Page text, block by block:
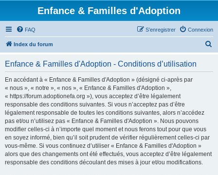
Enfance & Familles d'Adoption
FAQ Connexion
S’enregistrer
Index du forum
Enfance & Familles d'Adoption - Conditions d’utilisation
En accédant à « Enfance & Familles d'Adoption » (désigné ci-après par
« nous », « notre », « nos », « Enfance & Familles d'Adoption »,
« https://forum.adoptionefa.org »), vous acceptez d’être légalement
responsable des conditions suivantes. Si vous n’acceptez pas d’être
légalement responsable de toutes les conditions suivantes, alors n’accédez
pas et/ou n’utilisez pas « Enfance & Familles d'Adoption ». Nous pouvons
modifier celles-ci à n’importe quel moment et nous ferons tout pour que vous
en soyez informé, bien qu’il soit prudent de vérifier régulièrement celles-ci par
vous-même. Si vous continuez d’utiliser « Enfance & Familles d'Adoption »
alors que des changements ont été effectués, vous acceptez d’être légalement
responsable des conditions découlant des mises à jour et/ou modifications.